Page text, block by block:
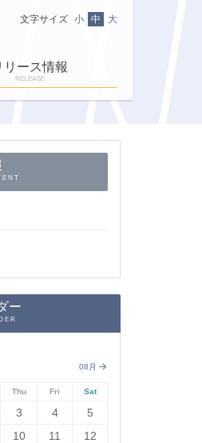
文字サイズ 小 中 大
リース情報
RELEASE
ー
08月
Thu Fri Sat
3 4
5
10 11
12